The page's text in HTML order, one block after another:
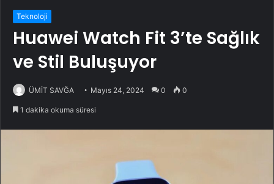
Teknoloji
Huawei Watch Fit 3’te Sağlık
ve Stil Buluşuyor
ÜMİT SAVĞA Mayıs 24, 2024 0 0
1 dakika okuma süresi